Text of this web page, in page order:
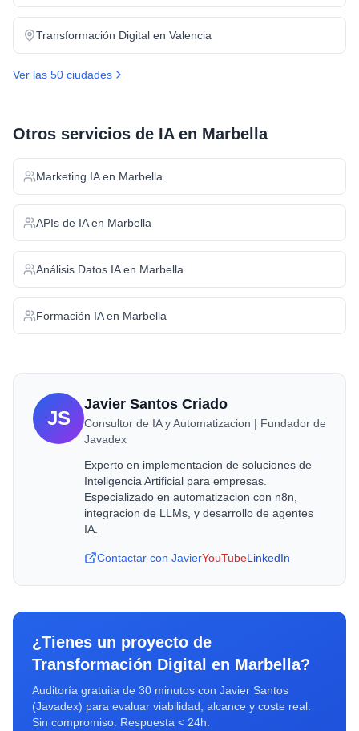
Transformación Digital en Valencia
Ver las 50 ciudades
Otros servicios de IA en Marbella
Marketing IAen Marbella
APIs de IAen Marbella
Análisis Datos IAen Marbella
Formación IAen Marbella
JS
Javier Santos Criado
Consultor de IA y Automatizacion | Fundador de
Javadex
Experto en implementacion de soluciones de
Inteligencia Artificial para empresas.
Especializado en automatizacion con n8n,
integracion de LLMs, y desarrollo de agentes
IA.
Contactar con JavierYouTubeLinkedIn
¿Tienes un proyecto de
Transformación Digital en Marbella?
Auditoría gratuita de 30 minutos con Javier Santos
(Javadex) para evaluar viabilidad, alcance y coste real.
Sin compromiso. Respuesta < 24h.